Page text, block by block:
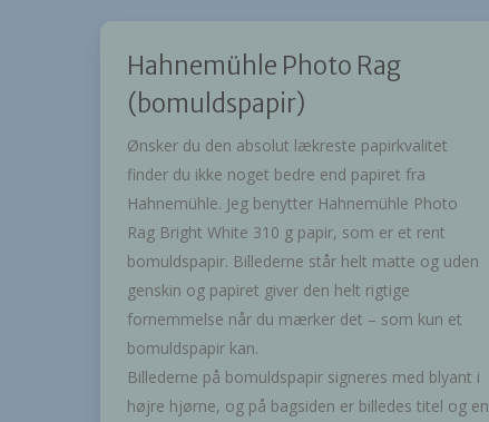
Hahnemühle Photo Rag
(bomuldspapir)
Ønsker du den absolut lækreste papirkvalitet
finder du ikke noget bedre end papiret fra
Hahnemühle. Jeg benytter Hahnemühle Photo
Rag Bright White 310 g papir, som er et rent
bomuldspapir. Billederne står helt matte og uden
genskin og papiret giver den helt rigtige
fornemmelse når du mærker det – som kun et
bomuldspapir kan.
Billederne på bomuldspapir signeres med blyant i
højre hjørne, og på bagsiden er billedes titel og en